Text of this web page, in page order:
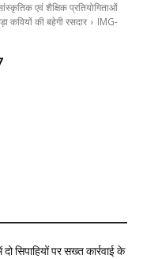
एवं शैक्षिक प्रतियोगिताओं
कवियों की बहेगी रसदार
IMG-
सिपाहियों पर सख्त कार्रवाई के